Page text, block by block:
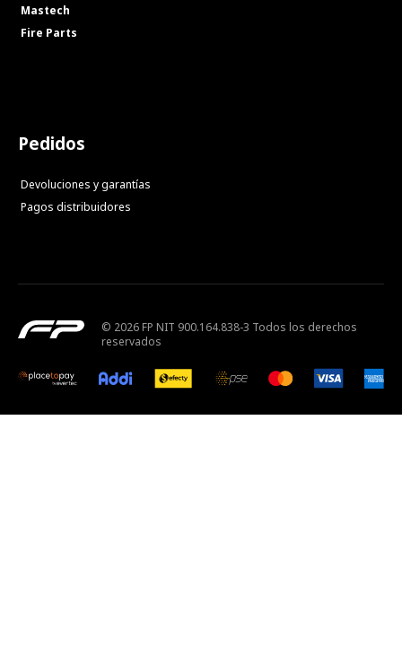
Mastech
Fire Parts
Pedidos
Devoluciones y garantías
Pagos distribuidores
© 2026 FP NIT 900.164.838-3 Todos los derechos
reservados